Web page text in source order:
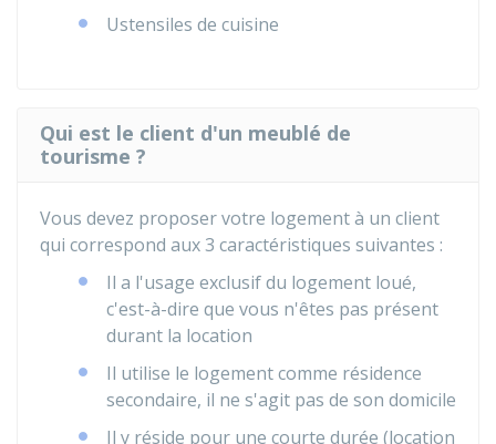
Ustensiles de cuisine
Qui est le client d'un meublé de
tourisme ?
Vous devez proposer votre logement à un client
qui correspond aux 3 caractéristiques suivantes :
Il a l'usage exclusif du logement loué,
c'est-à-dire que vous n'êtes pas présent
durant la location
Il utilise le logement comme résidence
secondaire, il ne s'agit pas de son domicile
Il y réside pour une courte durée (location